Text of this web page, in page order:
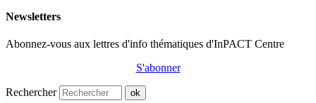
Newsletters
Abonnez-vous aux lettres d'info thématiques d'InPACT Centre
S'abonner
Rechercher ok